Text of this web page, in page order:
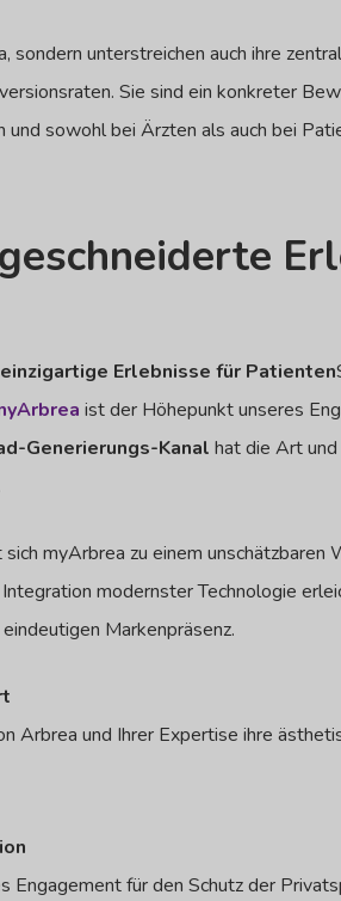
unterstreichen auch ihre
Sie sind ein konkreter
sowohl bei Ärzten als auch bei
einzigartige Erlebnisse für Patienten
ist der Höhepunkt unseres
Generierungs-Kanal hat die Art
myArbrea zu einem unschätzbaren
modernster Technologie
Markenpräsenz.
Arbrea und Ihrer Expertise ihre
Engagement für den Schutz der